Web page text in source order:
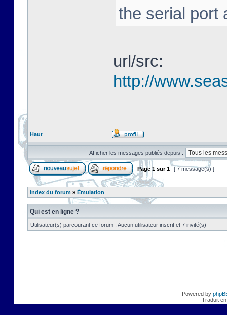
the serial port
url/src:
http://
Haut
Afficher les messages publiés depuis :
Page 1 sur1 [ 7 message(s) ]
Index du forum » Émulation
Qui est en ligne ?
Utilisateur(s) parcourant ce forum : Aucun utilisateur inscrit et 7 invité(s)
Powered by
Traduit